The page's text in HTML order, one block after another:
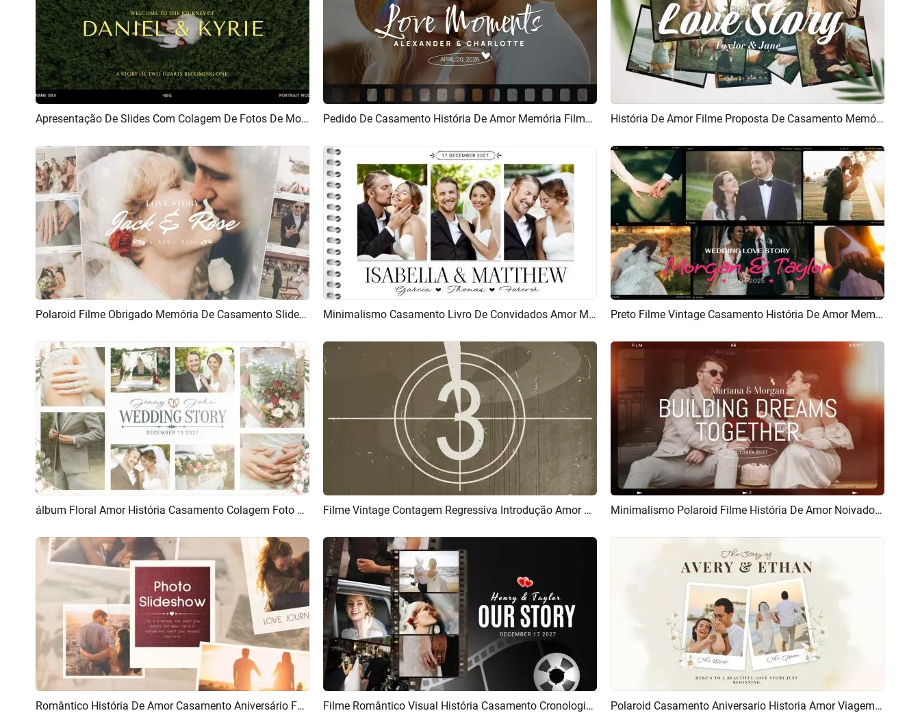
Pré-visualizar Criar IA Apresentação De Slides Com Colagem De Fotos De Momentos Românticos De Casamento Em Estilo De Filme Retrô Pré-visualizar Criar IA Pedido De Casamento História De Amor Memória Filme Romântico Colagem De Fotos Apresentação De Slides Pré-visualizar Criar IA História De Amor Filme Proposta De Casamento Memórias Apresentação De Slides De Fotos
Pré-visualizar Criar IA Polaroid Filme Obrigado Memória De Casamento Slideshow Colagem Pré-visualizar Criar IA Minimalismo Casamento Livro De Convidados Amor Moderno Memórias Colagem Apresentação Slides Pré-visualizar Criar IA Preto Filme Vintage Casamento História De Amor Memórias Apresentação De Slides De Fotos
Pré-visualizar Criar IA álbum Floral Amor História Casamento Colagem Foto Vazamentos Luz Apresentação Slide Pré-visualizar Criar IA Filme Vintage Contagem Regressiva Introdução Amor Memórias Casamento Aniversário Apresentação De Slides Pré-visualizar Criar IA Minimalismo Polaroid Filme História De Amor Noivado Casamento Aniversário Colagem Apresentação Slides
Pré-visualizar Criar IA Romântico História De Amor Casamento Aniversário Foto Colagem Memória Apresentação De Slides Pré-visualizar Criar IA Filme Romântico Visual História Casamento Cronologia Amor Memórias Colagem Proposta Apresentação Slides Pré-visualizar Criar IA Polaroid Casamento Aniversario Historia Amor Viagem Memorias Foto Colagem Apresentacao Slides